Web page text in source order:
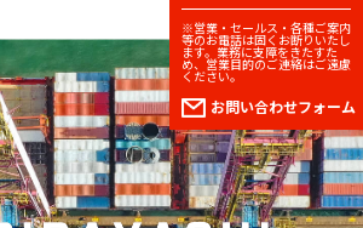
※営業・セールス・各種ご案内
等のお電話は固くお断りいたし
ます。業務に支障をきたすた
め、営業目的のご連絡はご遠慮
ください。
お問い合わせフォーム